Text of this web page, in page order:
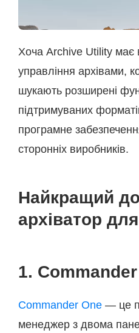
Хоча Archive Utility має
управління архівами,
шукають розширені
підтримуваних
програмне
сторонніх виробників.
Найкращий
архіватор
1.
Commander One — це
менеджер з двома